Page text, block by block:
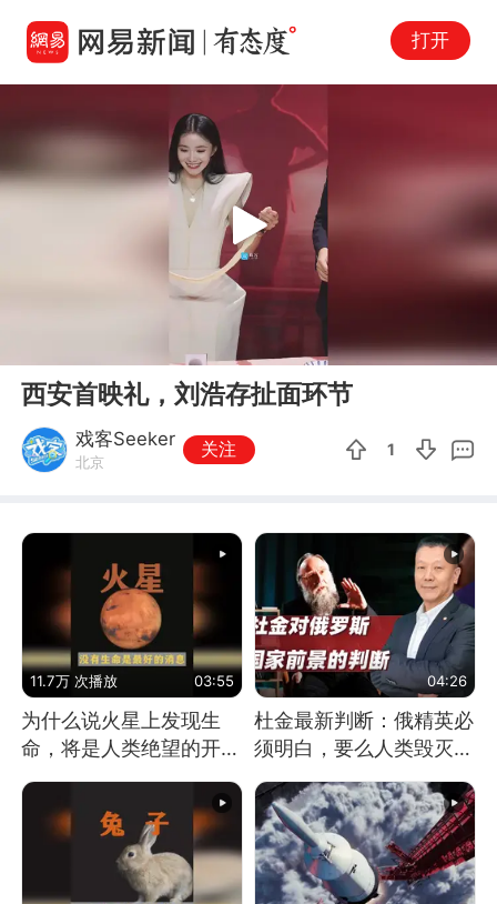
打开
00:25
Play
西安首映礼，刘浩存扯面环节
戏客Seeker
北京
关注 1
11.7万 次播放 03:55
为什么说火星上发现生
命，将是人类绝望的开
始？
04:26
杜金最新判断：俄精英必
须明白，要么人类毁灭，
要么俄毁灭